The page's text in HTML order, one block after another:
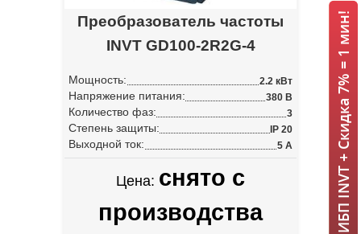
Преобразователь частоты
INVT GD100-2R2G-4
Мощность: 2.2 кВт
Напряжение питания: 380 В
Количество фаз: 3
Степень защиты: IP 20
Выходной ток: 5 А
Цена: снято с
производства
ИБП INVT + Скидка 7% = 1 мин!